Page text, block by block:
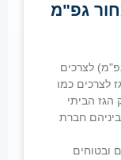
גפ"מ
לצרכים
לצרכים כמו
הגז הביתי
חברת
ובטוחים